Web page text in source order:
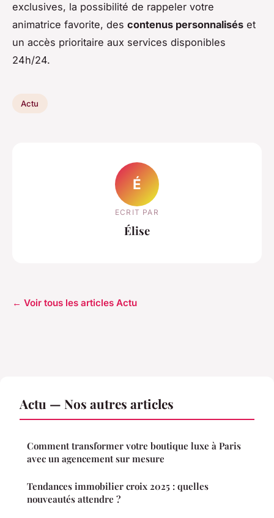
exclusives, la possibilité de rappeler votre
animatrice favorite, des contenus personnalisés et
un accès prioritaire aux services disponibles
24h/24.
Actu
É
ECRIT PAR
Élise
← Voir tous les articles Actu
Actu — Nos autres articles
Comment transformer votre boutique luxe à Paris
avec un agencement sur mesure
Tendances immobilier croix 2025 : quelles
nouveautés attendre ?